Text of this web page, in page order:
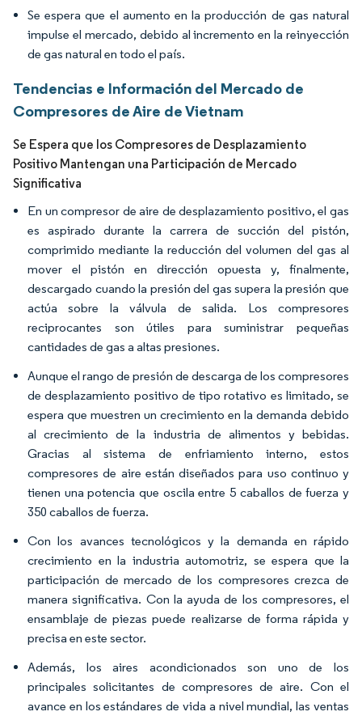
Se espera que el aumento en la producción de gas natural
impulse el mercado, debido al incremento en la reinyección
de gas natural en todo el país.
Tendencias e Información del Mercado de
Compresores de Aire de Vietnam
Se Espera que los Compresores de Desplazamiento
Positivo Mantengan una Participación de Mercado
Significativa
En un compresor de aire de desplazamiento positivo, el gas
es aspirado durante la carrera de succión del pistón,
comprimido mediante la reducción del volumen del gas al
mover el pistón en dirección opuesta y, finalmente,
descargado cuando la presión del gas supera la presión que
actúa sobre la válvula de salida. Los compresores
reciprocantes son útiles para suministrar pequeñas
cantidades de gas a altas presiones.
Aunque el rango de presión de descarga de los compresores
de desplazamiento positivo de tipo rotativo es limitado, se
espera que muestren un crecimiento en la demanda debido
al crecimiento de la industria de alimentos y bebidas.
Gracias al sistema de enfriamiento interno, estos
compresores de aire están diseñados para uso continuo y
tienen una potencia que oscila entre 5 caballos de fuerza y
350 caballos de fuerza.
Con los avances tecnológicos y la demanda en rápido
crecimiento en la industria automotriz, se espera que la
participación de mercado de los compresores crezca de
manera significativa. Con la ayuda de los compresores, el
ensamblaje de piezas puede realizarse de forma rápida y
precisa en este sector.
Además, los aires acondicionados son uno de los
principales solicitantes de compresores de aire. Con el
avance en los estándares de vida a nivel mundial, las ventas